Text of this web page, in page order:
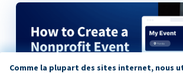
Comme la plupart des sites internet, nous